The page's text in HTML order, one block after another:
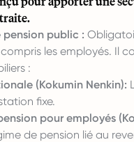
pension public :
les employés. Il
:
(Kokumin Nenkin):
fixe.
pour employés
de pension lié au